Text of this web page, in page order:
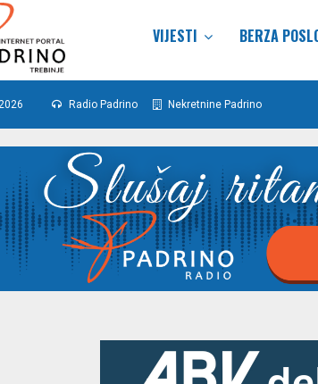
VIJESTI BERZA
Radio Padrino Nekretnine Padrino